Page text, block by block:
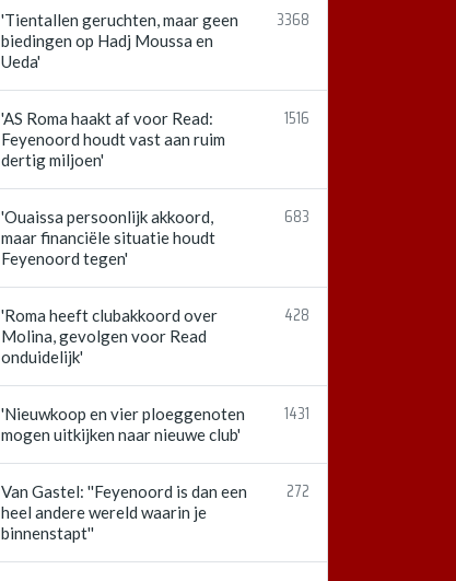
'Tientallen geruchten, maar geen
biedingen op Hadj Moussa en
Ueda'
3368
'AS Roma haakt af voor Read:
Feyenoord houdt vast aan ruim
dertig miljoen'
1516
'Ouaissa persoonlijk akkoord,
maar financiële situatie houdt
Feyenoord tegen'
683
'Roma heeft clubakkoord over
Molina, gevolgen voor Read
onduidelijk'
428
'Nieuwkoop en vier ploeggenoten
mogen uitkijken naar nieuwe club'
1431
Van Gastel: ''Feyenoord is dan een
heel andere wereld waarin je
binnenstapt''
272